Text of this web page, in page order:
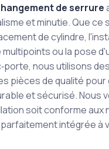
de serrure
et minutie. Que ce
de cylindre,
ou la pose
nous utilisons
pièces de qualité pour
et sécurisé. Nous
soit conforme aux
intégrée à